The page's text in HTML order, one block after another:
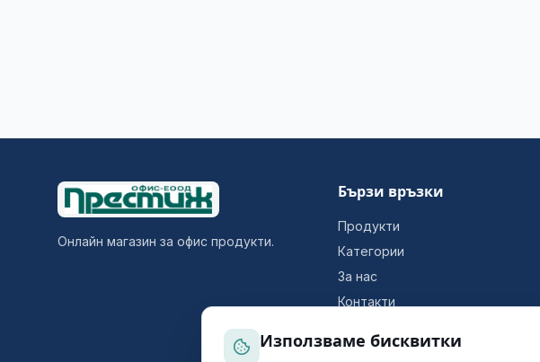
Онлайн магазин за офис продукти.
Бързи връзки
Продукти
Категории
За нас
Контакти
Използваме бисквитки